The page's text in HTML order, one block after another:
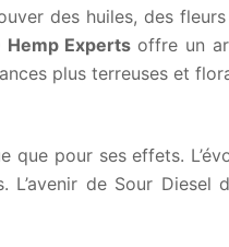
des huiles, des
Hemp Experts offre un
plus terreuses et
pour ses effets.
de Sour Diesel